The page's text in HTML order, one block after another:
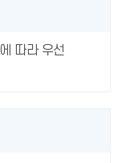
따라 우선